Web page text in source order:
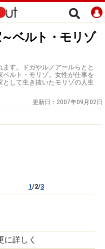
ベルト・モリゾ
ます。ドガやルノアールらとと
ルト・モリゾ。女性が仕事を
して生き抜いたモリゾの人生
更新日： 2007年09月02日
1/2/3
に詳しく